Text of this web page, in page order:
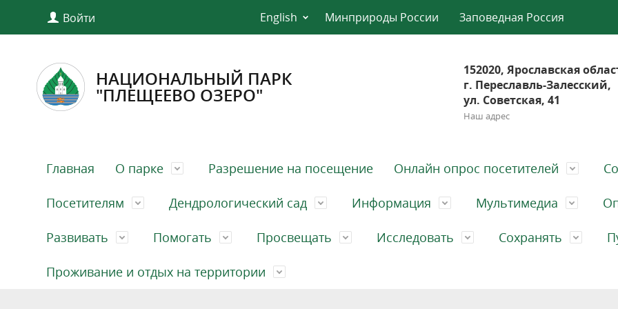
Войти English Минприроды России Заповедная Россия
НАЦИОНАЛЬНЫЙ ПАРК
"ПЛЕЩЕЕВО ОЗЕРО"
152020, Ярославская
г. Переславль-Залесский,
ул. Советская, 41
Наш адрес
Главная О парке Разрешение на посещение Онлайн опрос посетителей
Посетителям Дендрологический сад Информация Мультимедиа
Развивать Помогать Просвещать Исследовать Сохранять
Проживание и отдых на территории